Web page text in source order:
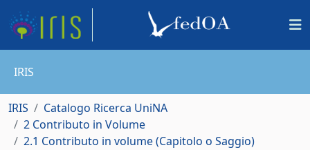
IRIS
IRIS
Catalogo Ricerca UniNA
2 Contributo in Volume
2.1 Contributo in volume (Capitolo o Saggio)